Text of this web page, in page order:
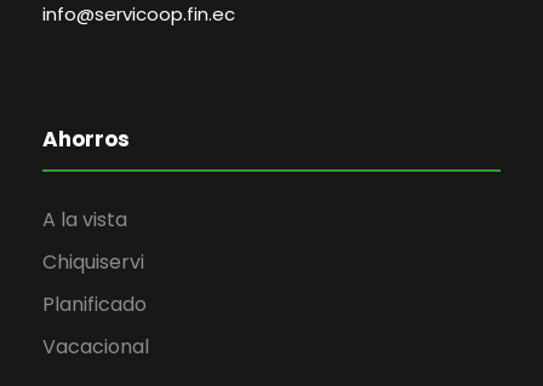
info@servicoop.fin.ec
Ahorros
A la vista
Chiquiservi
Planificado
Vacacional